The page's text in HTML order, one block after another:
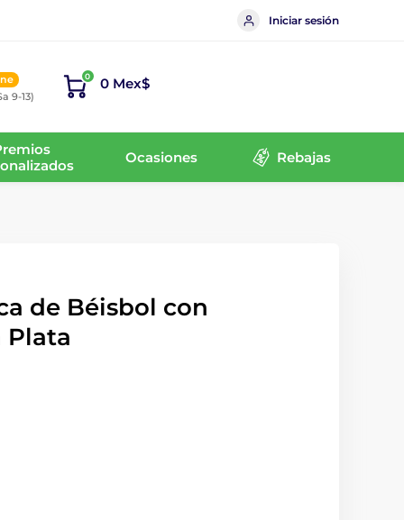
Iniciar sesión
9-13)
0 0 Mex$
Ocasiones Rebajas
de Béisbol con
Plata